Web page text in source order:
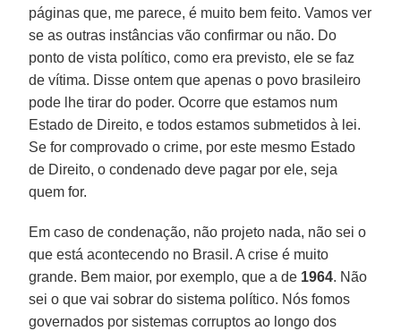
páginas que, me parece, é muito bem feito. Vamos ver
se as outras instâncias vão confirmar ou não. Do
ponto de vista político, como era previsto, ele se faz
de vítima. Disse ontem que apenas o povo brasileiro
pode lhe tirar do poder. Ocorre que estamos num
Estado de Direito, e todos estamos submetidos à lei.
Se for comprovado o crime, por este mesmo Estado
de Direito, o condenado deve pagar por ele, seja
quem for.
Em caso de condenação, não projeto nada, não sei o
que está acontecendo no Brasil. A crise é muito
grande. Bem maior, por exemplo, que a de 1964. Não
sei o que vai sobrar do sistema político. Nós fomos
governados por sistemas corruptos ao longo dos